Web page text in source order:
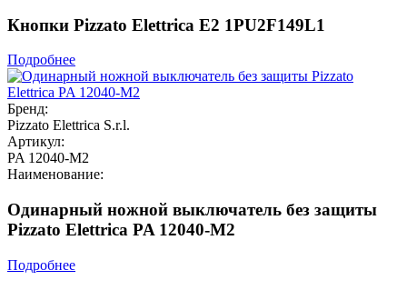
Кнопки Pizzato Elettrica E2 1PU2F149L1
Подробнее
Бренд:
Pizzato Elettrica S.r.l.
Артикул:
PA 12040-M2
Наименование:
Одинарный ножной выключатель без защиты
Pizzato Elettrica PA 12040-M2
Подробнее